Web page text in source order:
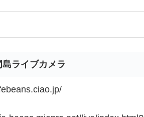
ライブカメラ